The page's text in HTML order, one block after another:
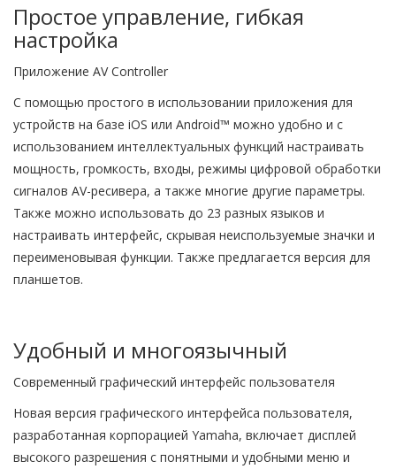
Простое управление, гибкая
настройка
Приложение AV Controller
С помощью простого в использовании приложения для
устройств на базе iOS или Android™ можно удобно и с
использованием интеллектуальных функций настраивать
мощность, громкость, входы, режимы цифровой обработки
сигналов AV-ресивера, а также многие другие параметры.
Также можно использовать до 23 разных языков и
настраивать интерфейс, скрывая неиспользуемые значки и
переименовывая функции. Также предлагается версия для
планшетов.
Удобный и многоязычный
Современный графический интерфейс пользователя
Новая версия графического интерфейса пользователя,
разработанная корпорацией Yamaha, включает дисплей
высокого разрешения с понятными и удобными меню и